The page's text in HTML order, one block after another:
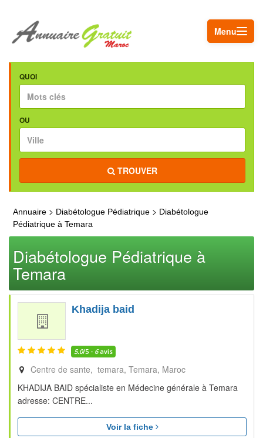
Menu
QUOI
OU
TROUVER
Annuaire > Diabétologue Pédiatrique > Diabétologue
Pédiatrique à Temara
Diabétologue Pédiatrique à
Temara
Khadija baid
5.0/5 - 6avis
Centre de sante, temara Temara Maroc
KHADIJA BAID spécialiste en Médecine générale à Temara
adresse: CENTRE...
Voir la fiche